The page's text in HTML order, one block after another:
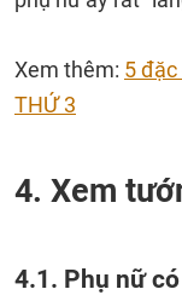
Xem thêm: 5 đặc
THỨ 3
4. Xem
4.1. Phụ nữ